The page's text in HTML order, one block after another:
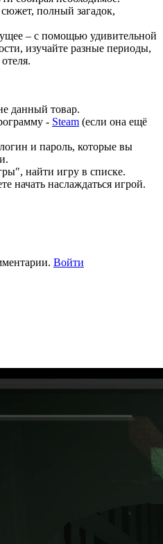
полный загадок,
– с помощью удивительной
изучайте разные периоды,
данный товар.
- Steam (если она ещё
и пароль, которые вы
найти игру в списке.
начать наслаждаться игрой.
Войти